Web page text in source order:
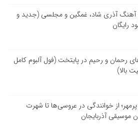
آهنگ آذری شاد، غمگین و مجلسی (جدید و
رایگان
رحمان و رحیم در پایتخت (فول آلبوم کامل
از خوانندگی در عروسی‌ها تا شهرت
موسیقی آذربایجان